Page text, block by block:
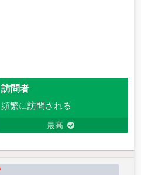
訪問者
頻繁に訪問される
最高